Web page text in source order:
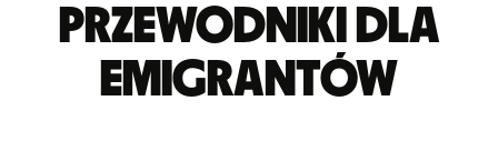
przewodniki dla
emigrantów